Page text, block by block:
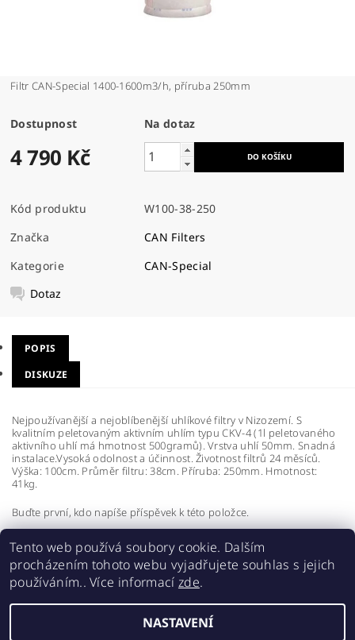
Filtr CAN-Special 1400-1600m3/h, příruba 250mm
Dostupnost Na dotaz
4 790 Kč
Kód produktu
W100-38-250
Značka
CAN Filters
Kategorie
CAN-Special
Dotaz
POPIS
DISKUZE
Nejpoužívanější a nejoblíbenější uhlíkové filtry v Nizozemí. S
kvalitním peletovaným aktivním uhlím typu CKV-4 (1l peletovaného
aktivního uhlí má hmotnost 500gramů). Vrstva uhlí 50mm. Snadná
instalace.Vysoká odolnost a účinnost. Životnost filtrů 24 měsíců.
Výška: 100cm. Průměr filtru: 38cm. Příruba: 250mm. Hmotnost:
41kg.
Buďte první, kdo napíše příspěvek k této položce.
Přidat komentář
Tento web používá soubory cookie. Dalším
procházením tohoto webu vyjadřujete souhlas s jejich
používáním.. Více informací zde.
NASTAVENÍ